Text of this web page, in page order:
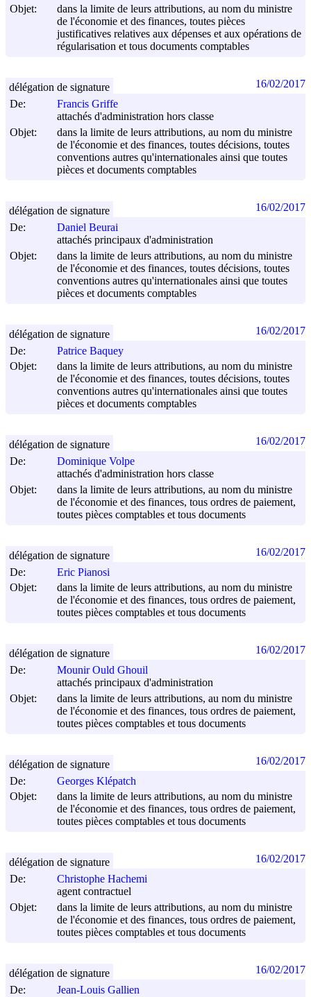
Objet:
dans la limite de leurs attributions, au nom du ministre
de l'économie et des finances, toutes pièces
justificatives relatives aux dépenses et aux opérations de
régularisation et tous documents comptables
De:
Francis Griffe
attachés d'administration hors classe
Objet:
dans la limite de leurs attributions, au nom du ministre
de l'économie et des finances, toutes décisions, toutes
conventions autres qu'internationales ainsi que toutes
pièces et documents comptables
délégation de signature 16/02/2017
De:
Daniel Beurai
attachés principaux d'administration
Objet:
dans la limite de leurs attributions, au nom du ministre
de l'économie et des finances, toutes décisions, toutes
conventions autres qu'internationales ainsi que toutes
pièces et documents comptables
délégation de signature 16/02/2017
De:
Patrice Baquey
Objet:
dans la limite de leurs attributions, au nom du ministre
de l'économie et des finances, toutes décisions, toutes
conventions autres qu'internationales ainsi que toutes
pièces et documents comptables
délégation de signature 16/02/2017
De:
Dominique Volpe
attachés d'administration hors classe
Objet:
dans la limite de leurs attributions, au nom du ministre
de l'économie et des finances, tous ordres de paiement,
toutes pièces comptables et tous documents
délégation de signature 16/02/2017
De:
Eric Pianosi
Objet:
dans la limite de leurs attributions, au nom du ministre
de l'économie et des finances, tous ordres de paiement,
toutes pièces comptables et tous documents
délégation de signature 16/02/2017
De:
Mounir Ould Ghouil
attachés principaux d'administration
Objet:
dans la limite de leurs attributions, au nom du ministre
de l'économie et des finances, tous ordres de paiement,
toutes pièces comptables et tous documents
délégation de signature 16/02/2017
De:
Georges Klépatch
Objet:
dans la limite de leurs attributions, au nom du ministre
de l'économie et des finances, tous ordres de paiement,
toutes pièces comptables et tous documents
délégation de signature 16/02/2017
De:
Christophe Hachemi
agent contractuel
Objet:
dans la limite de leurs attributions, au nom du ministre
de l'économie et des finances, tous ordres de paiement,
toutes pièces comptables et tous documents
délégation de signature 16/02/2017
De:
Jean-Louis Gallien
délégation de signature 16/02/2017